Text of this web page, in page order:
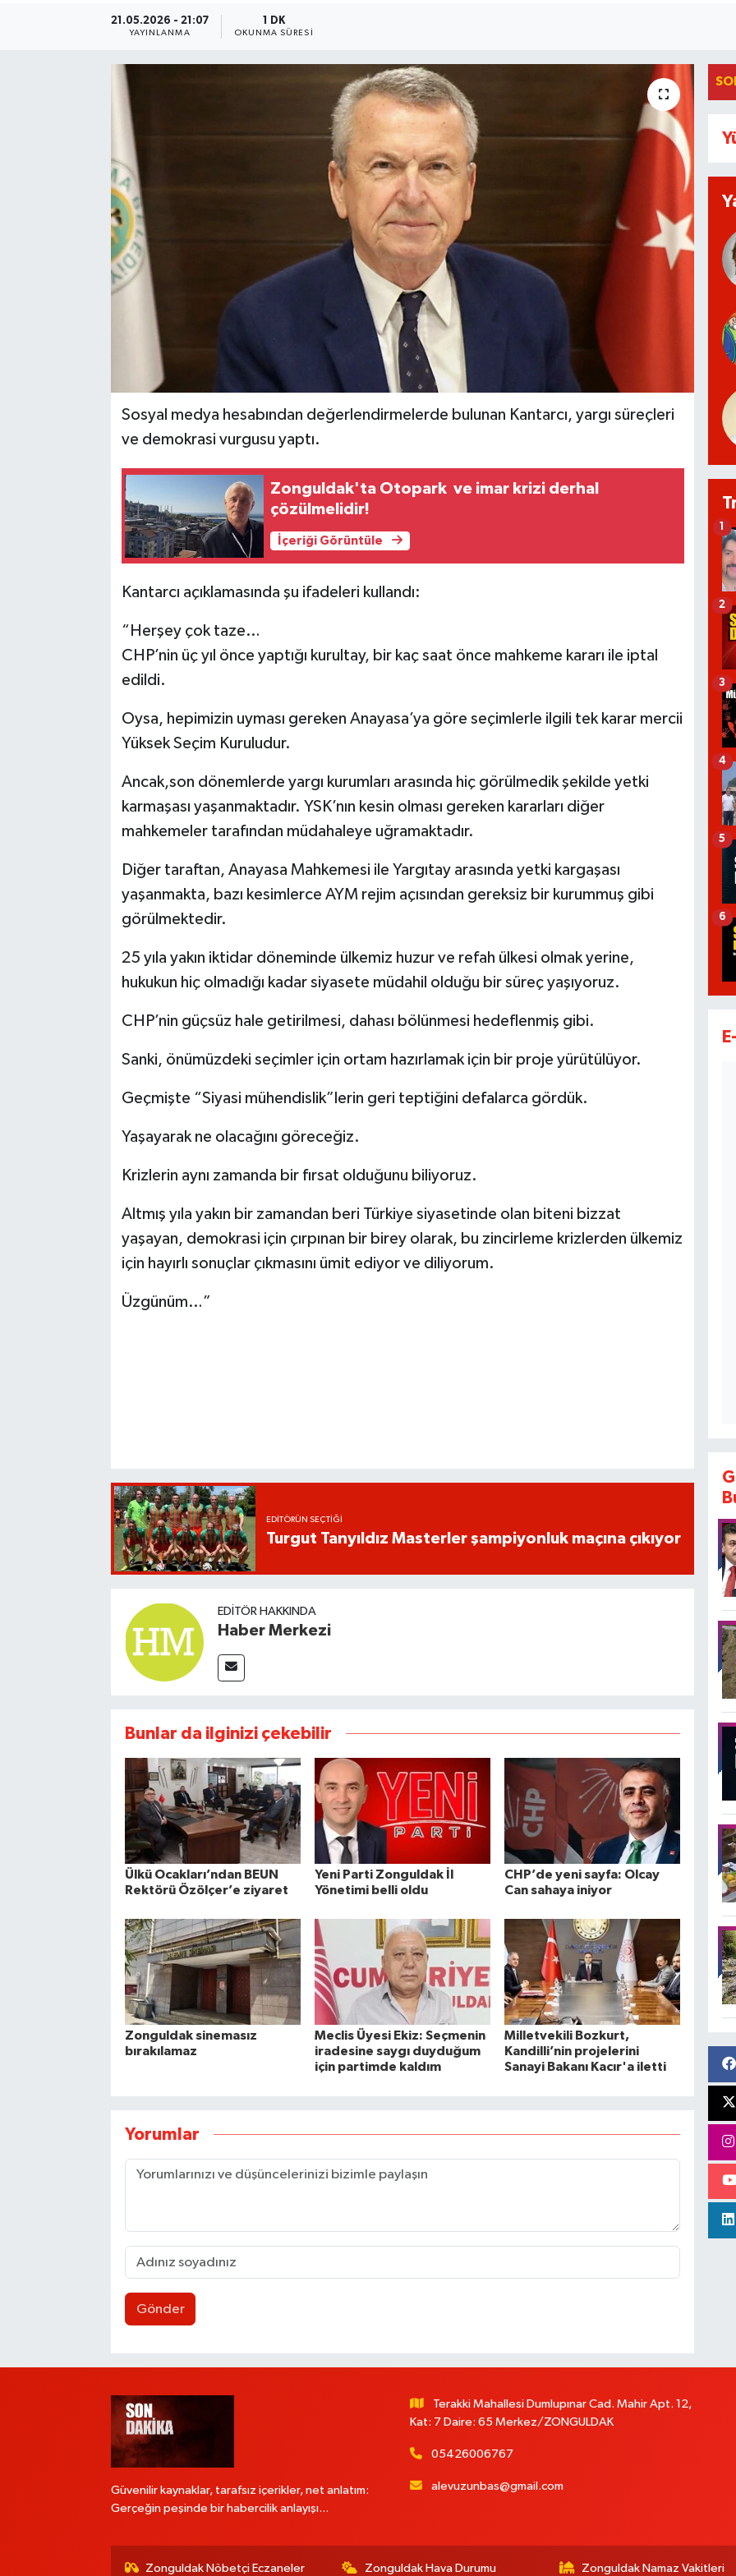
21.05.2026 - 21:07
YAYINLANMA
1 DK
OKUNMA SÜRESI
Sosyal medya hesabından değerlendirmelerde bulunan Kantarcı, yargı süreçleri
ve demokrasi vurgusu yaptı.
Zonguldak'ta Otopark ve imar krizi derhal
çözülmelidir!
İçeriği Görüntüle
Kantarcı açıklamasında şu ifadeleri kullandı:
“Herşey çok taze…
CHP’nin üç yıl önce yaptığı kurultay, bir kaç saat önce mahkeme kararı ile iptal
edildi.
Oysa, hepimizin uyması gereken Anayasa’ya göre seçimlerle ilgili tek karar mercii
Yüksek Seçim Kuruludur.
Ancak,son dönemlerde yargı kurumları arasında hiç görülmedik şekilde yetki
karmaşası yaşanmaktadır. YSK’nın kesin olması gereken kararları diğer
mahkemeler tarafından müdahaleye uğramaktadır.
Diğer taraftan, Anayasa Mahkemesi ile Yargıtay arasında yetki kargaşası
yaşanmakta, bazı kesimlerce AYM rejim açısından gereksiz bir kurummuş gibi
görülmektedir.
25 yıla yakın iktidar döneminde ülkemiz huzur ve refah ülkesi olmak yerine,
hukukun hiç olmadığı kadar siyasete müdahil olduğu bir süreç yaşıyoruz.
CHP’nin güçsüz hale getirilmesi, dahası bölünmesi hedeflenmiş gibi.
Sanki, önümüzdeki seçimler için ortam hazırlamak için bir proje yürütülüyor.
Geçmişte “Siyasi mühendislik”lerin geri teptiğini defalarca gördük.
Yaşayarak ne olacağını göreceğiz.
Krizlerin aynı zamanda bir fırsat olduğunu biliyoruz.
Altmış yıla yakın bir zamandan beri Türkiye siyasetinde olan biteni bizzat
yaşayan, demokrasi için çırpınan bir birey olarak, bu zincirleme krizlerden ülkemiz
için hayırlı sonuçlar çıkmasını ümit ediyor ve diliyorum.
Üzgünüm…”
EDITÖRÜN SEÇTIĞI
Turgut Tanyıldız Masterler şampiyonluk maçına çıkıyor
EDITÖR HAKKINDA
Haber Merkezi
Bunlar da ilginizi çekebilir
Ülkü Ocakları’ndan BEUN
Rektörü Özölçer’e ziyaret
Yeni Parti Zonguldak İl
Yönetimi belli oldu
CHP’de yeni sayfa: Olcay
Can sahaya iniyor
Zonguldak sinemasız
bırakılamaz
Meclis Üyesi Ekiz: Seçmenin
iradesine saygı duyduğum
için partimde kaldım
Milletvekili Bozkurt,
Kandilli’nin projelerini
Sanayi Bakanı Kacır'a iletti
Yorumlar
Gönder
1
2
3
4
5
6
Güvenilir kaynaklar, tarafsız içerikler, net anlatım:
Gerçeğin peşinde bir habercilik anlayışı...
Terakki Mahallesi Dumlupınar Cad. Mahir Apt. 12,
Kat: 7 Daire: 65 Merkez/ZONGULDAK
05426006767
alevuzunbas@gmail.com
Zonguldak Nöbetçi Eczaneler Zonguldak Hava Durumu Zonguldak Namaz Vakitleri